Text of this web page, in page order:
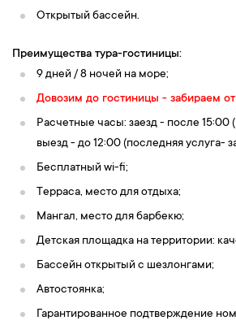
Открытый бассейн.
Преимущества тура-гостиницы:
9 дней / 8 ночей на море;
Довозим до гостиницы - забираем
Расчетные часы: заезд - после 15:00
выезд - до 12:00 (последняя услуга-
Бесплатный wi-fi;
Терраса, место для отдыха;
Мангал, место для барбекю;
Детская площадка на территории:
Бассейн открытый с шезлонгами;
Автостоянка;
Гарантированное подтверждение